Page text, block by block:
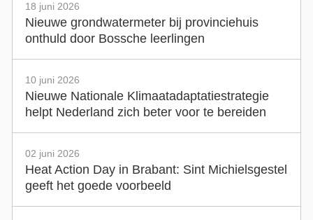
18 juni 2026
Nieuwe grondwatermeter bij provinciehuis
onthuld door Bossche leerlingen
10 juni 2026
Nieuwe Nationale Klimaatadaptatiestrategie
helpt Nederland zich beter voor te bereiden
02 juni 2026
Heat Action Day in Brabant: Sint Michielsgestel
geeft het goede voorbeeld